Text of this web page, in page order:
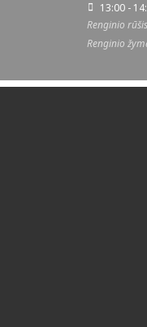
13:00 -
Renginio rūšis
Renginio